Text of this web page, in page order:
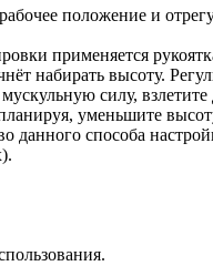
положение и
применяется
набирать высоту.
силу,
уменьшите
данного способа